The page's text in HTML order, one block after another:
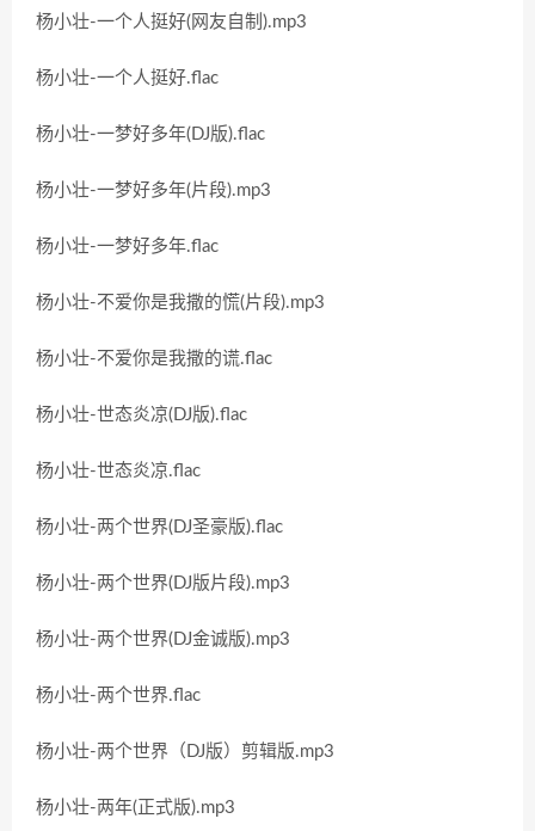
杨小壮-一个人挺好(网友自制).mp3
杨小壮-一个人挺好.flac
杨小壮-一梦好多年(DJ版).flac
杨小壮-一梦好多年(片段).mp3
杨小壮-一梦好多年.flac
杨小壮-不爱你是我撒的慌(片段).mp3
杨小壮-不爱你是我撒的谎.flac
杨小壮-世态炎凉(DJ版).flac
杨小壮-世态炎凉.flac
杨小壮-两个世界(DJ圣豪版).flac
杨小壮-两个世界(DJ版片段).mp3
杨小壮-两个世界(DJ金诚版).mp3
杨小壮-两个世界.flac
杨小壮-两个世界（DJ版）剪辑版.mp3
杨小壮-两年(正式版).mp3